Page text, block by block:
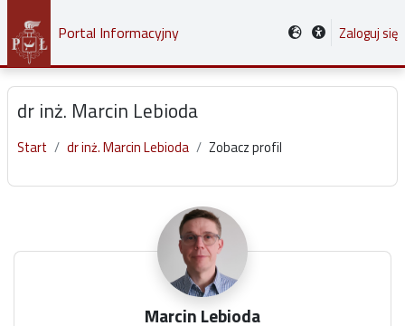
Przejdź do głównej zawartości
Portal Informacyjny Zaloguj się
dr inż. Marcin Lebioda
Start dr inż. Marcin Lebioda Zobacz profil
Marcin Lebioda